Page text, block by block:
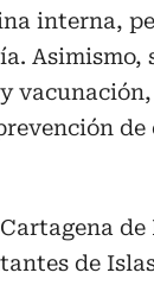
interna,
Asimismo,
de
de